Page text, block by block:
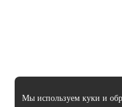
Мы используем куки и